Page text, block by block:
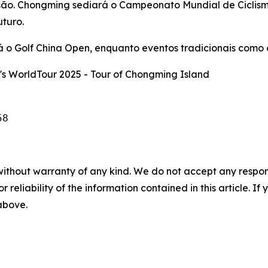
Chongming sediará o Campeonato Mundial de
o Golf China Open, enquanto eventos tradicionais
WorldTour 2025 - Tour of Chongming Island
warranty of any kind. We do not accept any
reliability of the information contained in this article. If